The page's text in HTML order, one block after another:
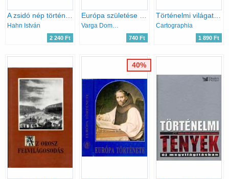
A zsidó nép története
Hahn István
2 240 Ft
Európa születése (Képes történelem)
Varga Domokos-Vekerdi László
740 Ft
Történelmi világatlasz
Cartographia
1 890 Ft
40%